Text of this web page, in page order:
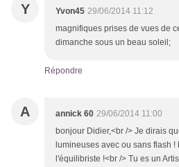
Y Yvon45 29/06/2014 11:12
magnifiques prises de vues de
dimanche sous un beau soleil;
Répondre
A annick 60 29/06/2014 11:00
bonjour Didier,<br /> Je dirais
lumineuses avec ou sans flash
l'équilibriste !<br /> Tu es un